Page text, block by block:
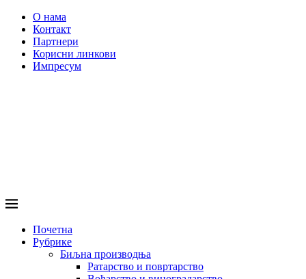
О нама
Контакт
Партнери
Корисни линкови
Импресум
Почетна
Рубрике
Биљна производња
Ратарство и повртарство